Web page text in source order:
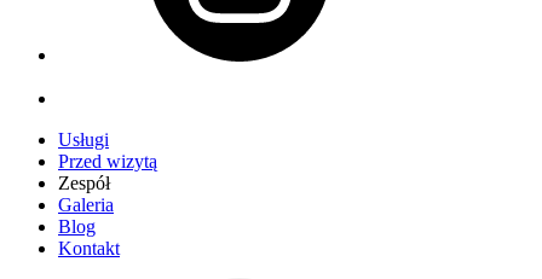
Usługi
Przed wizytą
Zespół
Galeria
Blog
Kontakt